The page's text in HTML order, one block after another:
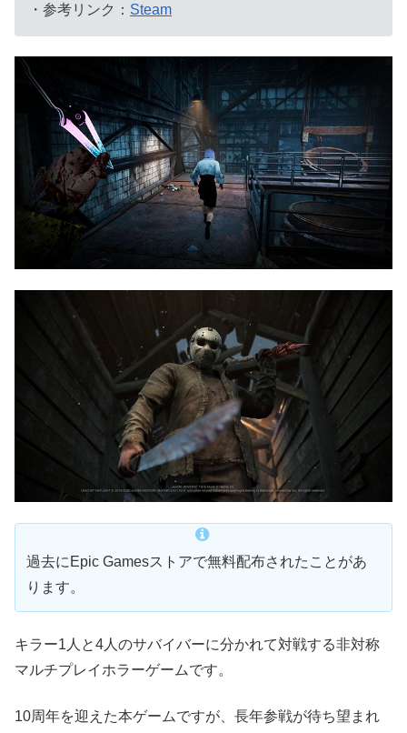
・参考リンク： Steam
過去にEpic Gamesストアで無料配布されたことがあ
ります。
キラー1人と4人のサバイバーに分かれて対戦する非対称
マルチプレイホラーゲームです。
10周年を迎えた本ゲームですが、長年参戦が待ち望まれ